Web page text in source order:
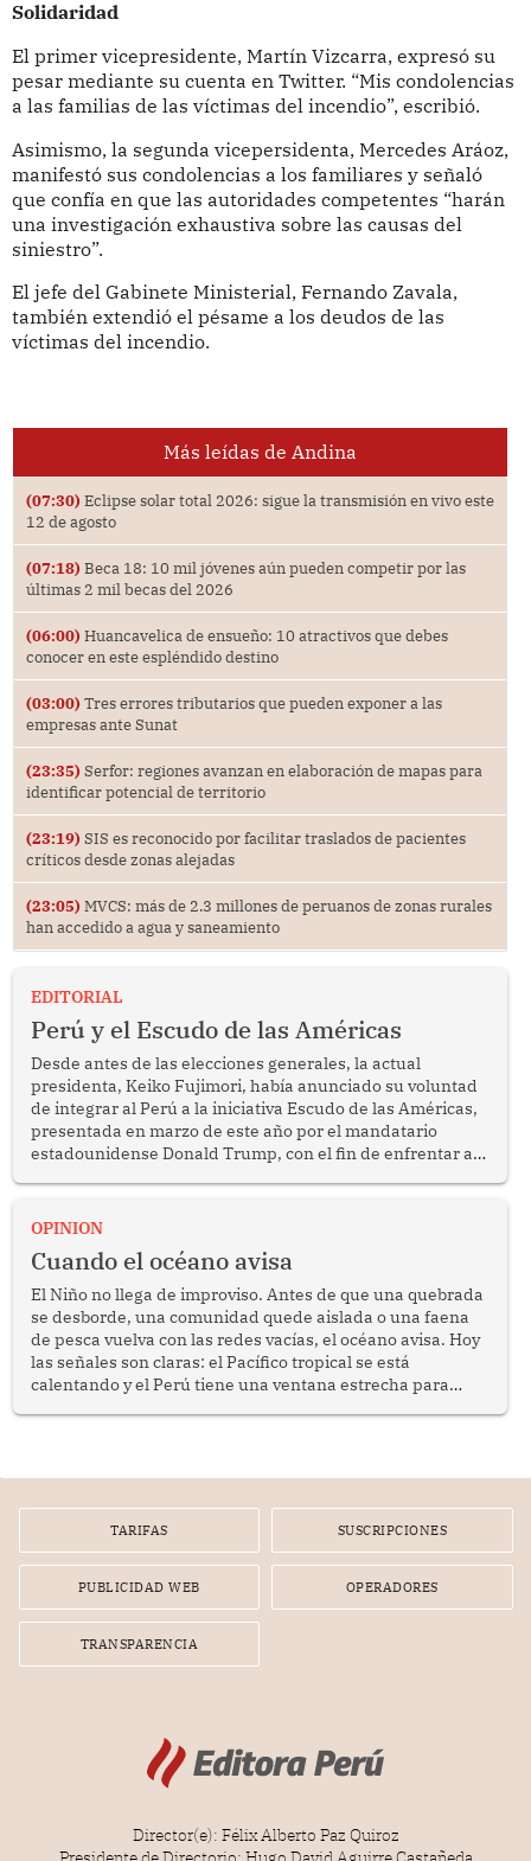
Solidaridad
El primer vicepresidente, Martín Vizcarra, expresó su
pesar mediante su cuenta en Twitter. “Mis condolencias
a las familias de las víctimas del incendio”, escribió.
Asimismo, la segunda vicepersidenta, Mercedes Aráoz,
manifestó sus condolencias a los familiares y señaló
que confía en que las autoridades competentes “harán
una investigación exhaustiva sobre las causas del
siniestro”.
El jefe del Gabinete Ministerial, Fernando Zavala,
también extendió el pésame a los deudos de las
víctimas del incendio.
Más leídas de Andina
(07:30) Eclipse solar total 2026: sigue la transmisión en vivo este
12 de agosto
(07:18) Beca 18: 10 mil jóvenes aún pueden competir por las
últimas 2 mil becas del 2026
(06:00) Huancavelica de ensueño: 10 atractivos que debes
conocer en este espléndido destino
(03:00) Tres errores tributarios que pueden exponer a las
empresas ante Sunat
(23:35) Serfor: regiones avanzan en elaboración de mapas para
identificar potencial de territorio
(23:19) SIS es reconocido por facilitar traslados de pacientes
críticos desde zonas alejadas
(23:05) MVCS: más de 2.3 millones de peruanos de zonas rurales
han accedido a agua y saneamiento
EDITORIAL
Perú y el Escudo de las Américas
Desde antes de las elecciones generales, la actual
presidenta, Keiko Fujimori, había anunciado su voluntad
de integrar al Perú a la iniciativa Escudo de las Américas,
presentada en marzo de este año por el mandatario
estadounidense Donald Trump, con el fin de enfrentar al
OPINION
Cuando el océano avisa
El Niño no llega de improviso. Antes de que una quebrada
se desborde, una comunidad quede aislada o una faena
de pesca vuelva con las redes vacías, el océano avisa. Hoy
las señales son claras: el Pacífico tropical se está
calentando y el Perú tiene una ventana estrecha para
TARIFAS SUSCRIPCIONES
PUBLICIDAD WEB OPERADORES
TRANSPARENCIA
Director(e): Félix Alberto Paz Quiroz